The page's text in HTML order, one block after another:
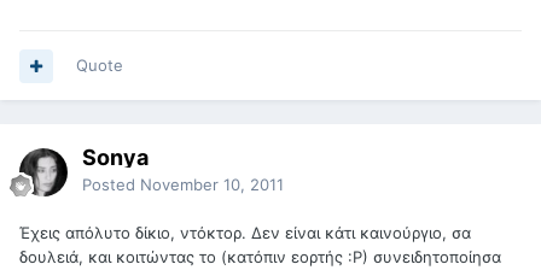
Quote
Sonya
Posted November 10, 2011
Έχεις απόλυτο δίκιο, ντόκτορ. Δεν είναι κάτι καινούργιο, σα
δουλειά, και κοιτώντας το (κατόπιν εορτής :Ρ) συνειδητοποίησα